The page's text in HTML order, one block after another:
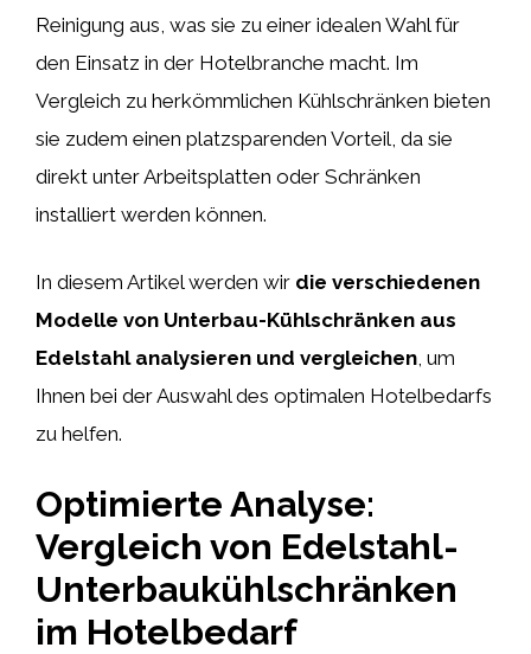
Reinigung aus, was sie zu einer idealen Wahl für
den Einsatz in der Hotelbranche macht. Im
Vergleich zu herkömmlichen Kühlschränken bieten
sie zudem einen platzsparenden Vorteil, da sie
direkt unter Arbeitsplatten oder Schränken
installiert werden können.
In diesem Artikel werden wir die verschiedenen
Modelle von Unterbau-Kühlschränken aus
Edelstahl analysieren und vergleichen, um
Ihnen bei der Auswahl des optimalen Hotelbedarfs
zu helfen.
Optimierte Analyse:
Vergleich von Edelstahl-
Unterbaukühlschränken
im Hotelbedarf